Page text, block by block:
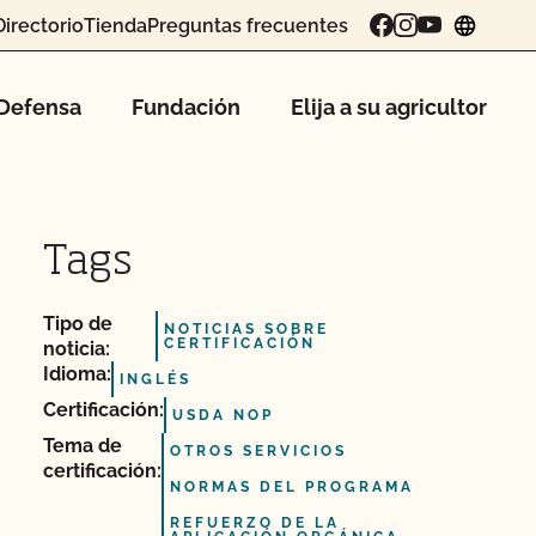
TiendaPreguntas frecuentes
Fundación Elija a su agricultor
Tags
Tipo de
noticia:
NOTICIAS SOBRE
CERTIFICACIÓN
Idioma: INGLÉS
Certificación: USDA NOP
Tema de
certificación:
OTROS SERVICIOS
NORMAS DEL PROGRAMA
REFUERZO DE LA